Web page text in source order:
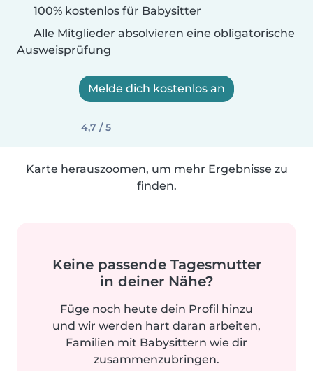
100% kostenlos für Babysitter
Alle Mitglieder absolvieren eine obligatorische
Ausweisprüfung
Melde dich kostenlos an
4,7 / 5
Karte herauszoomen, um mehr Ergebnisse zu
finden.
Keine passende Tagesmutter
in deiner Nähe?
Füge noch heute dein Profil hinzu
und wir werden hart daran arbeiten,
Familien mit Babysittern wie dir
zusammenzubringen.